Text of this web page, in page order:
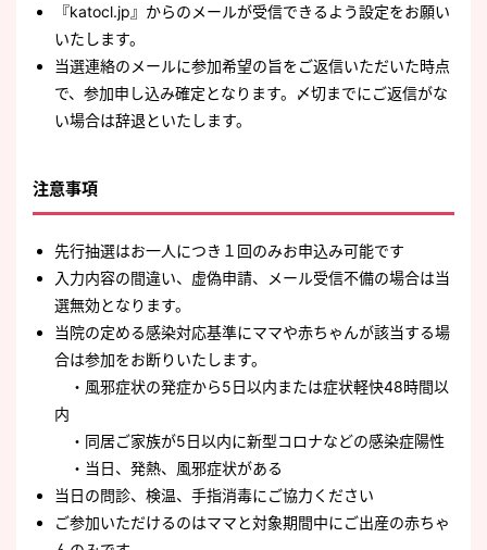
『katocl.jp』からのメールが受信できるよう設定をお願い
いたします。
当選連絡のメールに参加希望の旨をご返信いただいた時点
で、参加申し込み確定となります。〆切までにご返信がな
い場合は辞退といたします。
注意事項
先行抽選はお一人につき１回のみお申込み可能です
入力内容の間違い、虚偽申請、メール受信不備の場合は当
選無効となります。
当院の定める感染対応基準にママや赤ちゃんが該当する場
合は参加をお断りいたします。
・風邪症状の発症から5日以内または症状軽快48時間以
内
・同居ご家族が5日以内に新型コロナなどの感染症陽性
・当日、発熱、風邪症状がある
当日の問診、検温、手指消毒にご協力ください
ご参加いただけるのはママと対象期間中にご出産の赤ちゃ